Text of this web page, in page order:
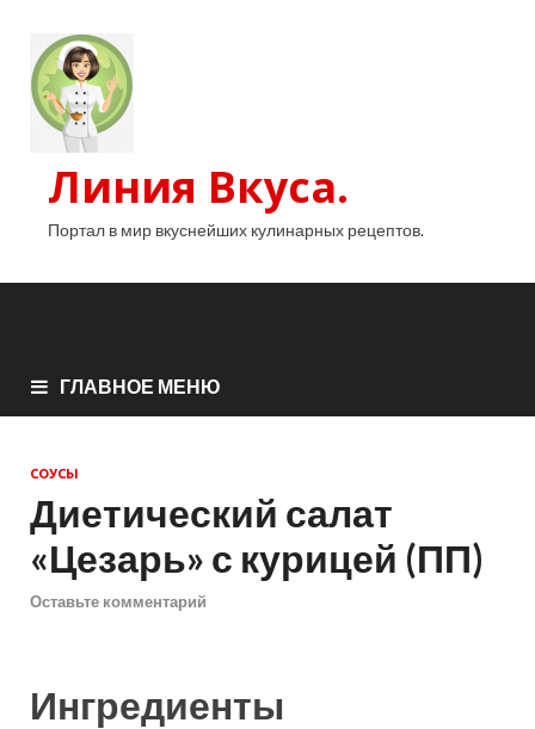
Линия Вкуса.
Портал в мир вкуснейших кулинарных рецептов.
ГЛАВНОЕ МЕНЮ
СОУСЫ
Диетический салат
«Цезарь» с курицей (ПП)
Оставьте комментарий
Ингредиенты